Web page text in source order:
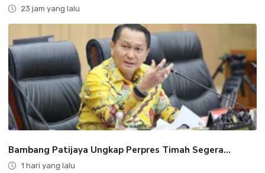
23 jam yang lalu
Bambang Patijaya Ungkap Perpres Timah Segera...
1 hari yang lalu